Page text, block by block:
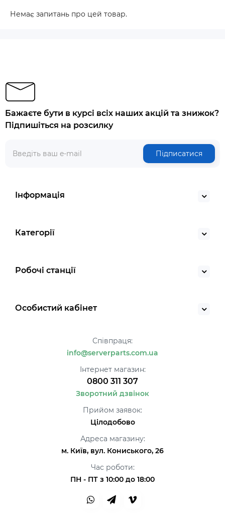
Немає запитань про цей товар.
Бажаєте бути в курсі всіх наших акцій та знижок?
Підпишіться на розсилку
Підписатися
Інформація
Категорії
Робочі станції
Особистий кабінет
Співпраця:
info@serverparts.com.ua
Інтернет магазин:
0800 311 307
Зворотний дзвінок
Прийом заявок:
Цілодобово
Адреса магазину:
м. Київ, вул. Кониського, 26
Час роботи:
ПН - ПТ з 10:00 до 18:00